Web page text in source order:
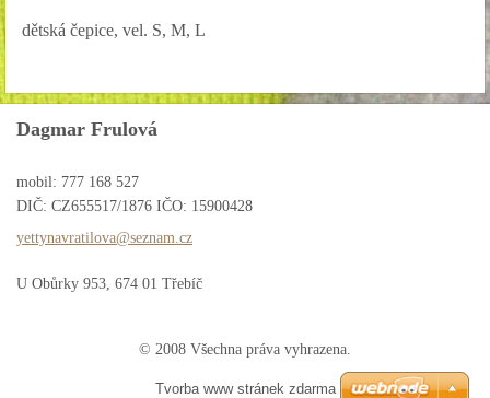
dětská čepice, vel. S, M, L
Dagmar Frulová
mobil: 777 168 527
DIČ: CZ655517/1876 IČO: 15900428
yettynavratilova@seznam. cz
U Obůrky 953, 674 01 Třebíč
© 2008 Všechna práva vyhrazena.
Tvorba www stránek zdarma